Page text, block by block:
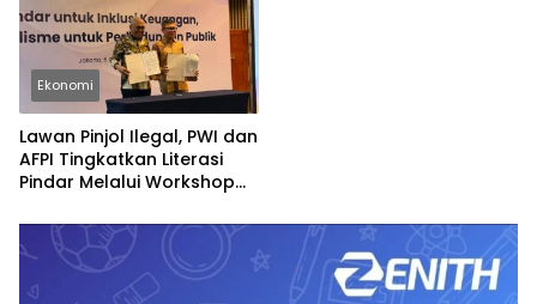
Ekonomi
Lawan Pinjol Ilegal, PWI dan
AFPI Tingkatkan Literasi
Pindar Melalui Workshop